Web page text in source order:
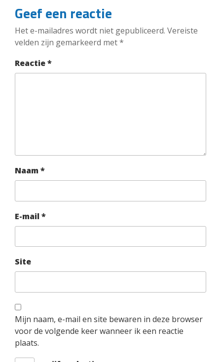
Geef een reactie
Het e-mailadres wordt niet gepubliceerd. Vereiste
velden zijn gemarkeerd met*
Reactie*
Naam *
E-mail *
Site
Mijn naam, e-mail en site bewaren in deze browser
voor de volgende keer wanneer ik een reactie
plaats.